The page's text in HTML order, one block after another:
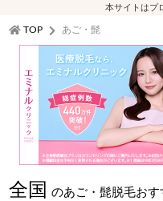
本サイトはプ
TOP あご・髭
全国 のあご・髭脱毛おす